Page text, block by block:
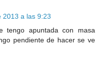
2013 a las 9:23
tengo apuntada con masa
pendiente de hacer se ve